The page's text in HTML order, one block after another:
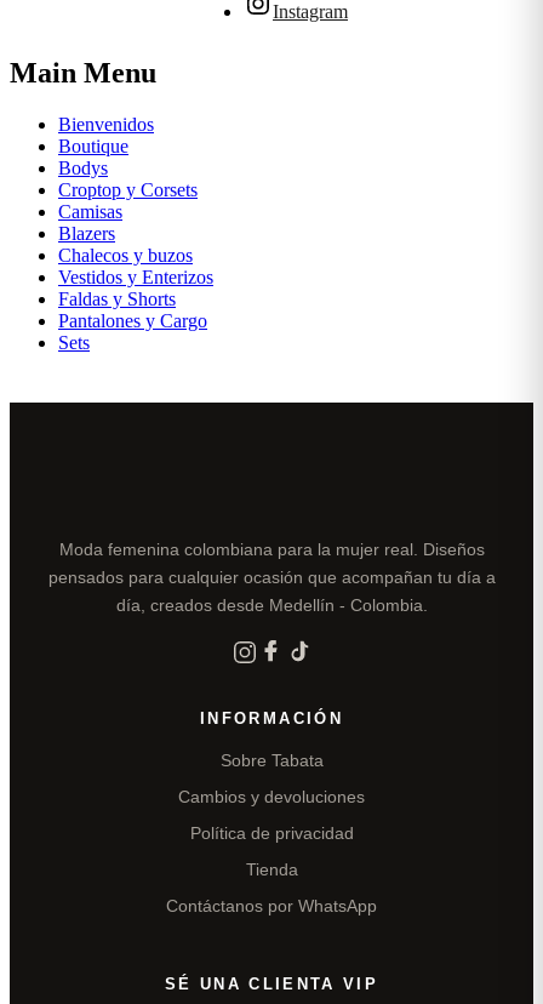
Instagram
Main Menu
Bienvenidos
Boutique
Bodys
Croptop y Corsets
Camisas
Blazers
Chalecos y buzos
Vestidos y Enterizos
Faldas y Shorts
Pantalones y Cargo
Sets
Moda femenina colombiana para la mujer real. Diseños
pensados para cualquier ocasión que acompañan tu día a
día, creados desde Medellín - Colombia.
INFORMACIÓN
Sobre Tabata
Cambios y devoluciones
Política de privacidad
Tienda
Contáctanos por WhatsApp
SÉ UNA CLIENTA VIP